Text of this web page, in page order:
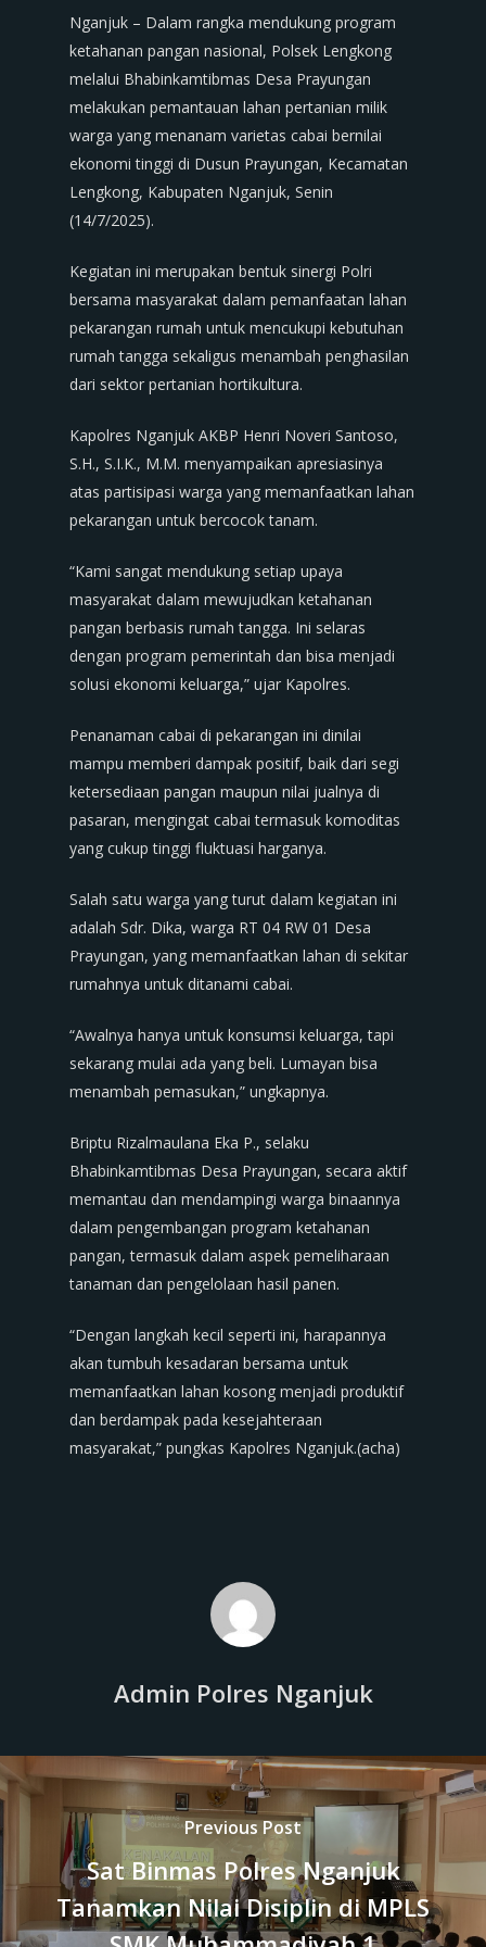
Nganjuk – Dalam rangka mendukung program
ketahanan pangan nasional, Polsek Lengkong
melalui Bhabinkamtibmas Desa Prayungan
melakukan pemantauan lahan pertanian milik
warga yang menanam varietas cabai bernilai
ekonomi tinggi di Dusun Prayungan, Kecamatan
Lengkong, Kabupaten Nganjuk, Senin
(14/7/2025).
Kegiatan ini merupakan bentuk sinergi Polri
bersama masyarakat dalam pemanfaatan lahan
pekarangan rumah untuk mencukupi kebutuhan
rumah tangga sekaligus menambah penghasilan
dari sektor pertanian hortikultura.
Kapolres Nganjuk AKBP Henri Noveri Santoso,
S.H., S.I.K., M.M. menyampaikan apresiasinya
atas partisipasi warga yang memanfaatkan lahan
pekarangan untuk bercocok tanam.
“Kami sangat mendukung setiap upaya
masyarakat dalam mewujudkan ketahanan
pangan berbasis rumah tangga. Ini selaras
dengan program pemerintah dan bisa menjadi
solusi ekonomi keluarga,” ujar Kapolres.
Penanaman cabai di pekarangan ini dinilai
mampu memberi dampak positif, baik dari segi
ketersediaan pangan maupun nilai jualnya di
pasaran, mengingat cabai termasuk komoditas
yang cukup tinggi fluktuasi harganya.
Salah satu warga yang turut dalam kegiatan ini
adalah Sdr. Dika, warga RT 04 RW 01 Desa
Prayungan, yang memanfaatkan lahan di sekitar
rumahnya untuk ditanami cabai.
“Awalnya hanya untuk konsumsi keluarga, tapi
sekarang mulai ada yang beli. Lumayan bisa
menambah pemasukan,” ungkapnya.
Briptu Rizalmaulana Eka P., selaku
Bhabinkamtibmas Desa Prayungan, secara aktif
memantau dan mendampingi warga binaannya
dalam pengembangan program ketahanan
pangan, termasuk dalam aspek pemeliharaan
tanaman dan pengelolaan hasil panen.
“Dengan langkah kecil seperti ini, harapannya
akan tumbuh kesadaran bersama untuk
memanfaatkan lahan kosong menjadi produktif
dan berdampak pada kesejahteraan
masyarakat,” pungkas Kapolres Nganjuk.(acha)
Admin Polres Nganjuk
Previous Post
Sat Binmas Polres Nganjuk
Tanamkan Nilai Disiplin di MPLS